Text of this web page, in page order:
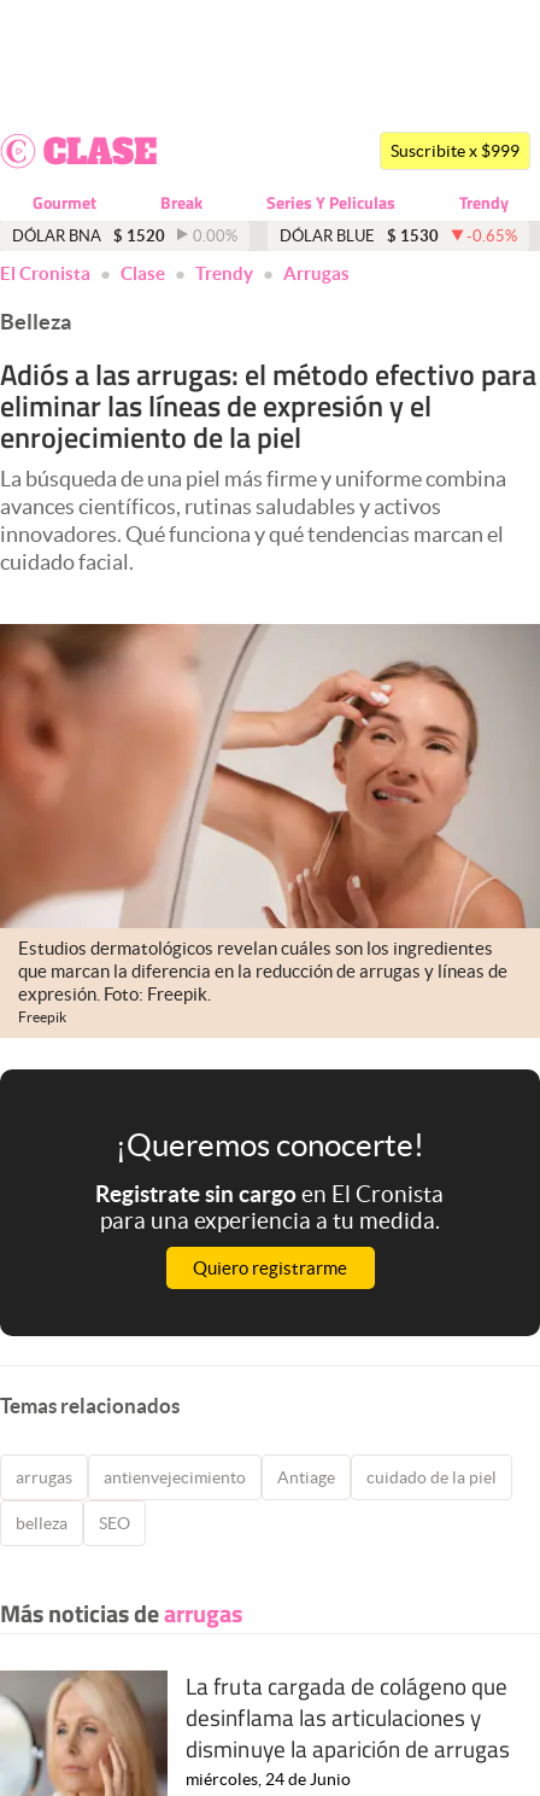
Dólar
Economía y Política
Finanzas y Mercados
Mercados Online
Negocios
Columnistas
Apertura
Infotechnology
Clima
Argentina
Suscribite x $999
Gourmet Break Series Y Peliculas Trendy
DÓLAR BNA $ 1520 0.00% DÓLAR BLUE $ 1530 -0.65%
El Cronista Clase Trendy Arrugas
Belleza
Adiós a las arrugas: el método efectivo para
eliminar las líneas de expresión y el
enrojecimiento de la piel
La búsqueda de una piel más firme y uniforme combina
avances científicos, rutinas saludables y activos
innovadores. Qué funciona y qué tendencias marcan el
cuidado facial.
Estudios dermatológicos revelan cuáles son los ingredientes
que marcan la diferencia en la reducción de arrugas y líneas de
expresión. Foto: Freepik.
Freepik
¡Queremos conocerte!
Registrate sin cargoen El Cronista
para una experiencia a tu medida.
Quiero registrarme
Temas relacionados
arrugas antienvejecimiento Antiage cuidado de la piel
belleza SEO
Más noticias dearrugas
La fruta cargada de colágeno que
desinflama las articulaciones y
disminuye la aparición de arrugas
miércoles, 24 de Junio